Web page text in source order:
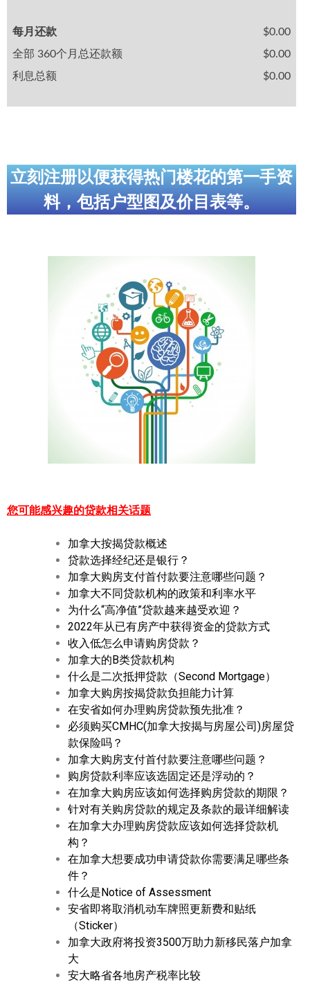
每月还款
$0.00
全部 360个月总还款额
$0.00
利息总额
$0.00
立刻注册以便获得热门楼花的第一手资
料，包括户型图及价目表等。
您可能感兴趣的贷款相关话题
加拿大按揭贷款概述
贷款选择经纪还是银行？
加拿大购房支付首付款要注意哪些问题？
加拿大不同贷款机构的政策和利率水平
为什么“高净值”贷款越来越受欢迎？
2022年从已有房产中获得资金的贷款方式
收入低怎么申请购房贷款？
加拿大的B类贷款机构
什么是二次抵押贷款（Second Mortgage）
加拿大购房按揭贷款负担能力计算
在安省如何办理购房贷款预先批准？
必须购买CMHC(加拿大按揭与房屋公司)房屋贷
款保险吗？
加拿大购房支付首付款要注意哪些问题？
购房贷款利率应该选固定还是浮动的？
在加拿大购房应该如何选择购房贷款的期限？
针对有关购房贷款的规定及条款的最详细解读
在加拿大办理购房贷款应该如何选择贷款机
构？
在加拿大想要成功申请贷款你需要满足哪些条
件？
什么是Notice of Assessment
安省即将取消机动车牌照更新费和贴纸
（Sticker）
加拿大政府将投资3500万助力新移民落户加拿
大
安大略省各地房产税率比较